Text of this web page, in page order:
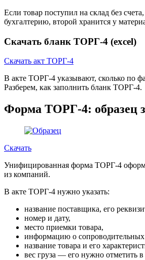
Если товар поступил на склад без
бухгалтерию, второй хранится у
Скачать бланк ТОРГ-4 (excel)
Скачать акт ТОРГ-4
В акте ТОРГ-4 указывают, сколько по
Разберем, как заполнить бланк ТОРГ-4.
Форма ТОРГ-4: образец
Скачать
Унифицированная форма ТОРГ-4
из компаний.
В акте ТОРГ-4 нужно указать:
название поставщика, его
номер и дату,
место приемки товара,
информацию о
название товара и его
вес груза — его нужно отметить